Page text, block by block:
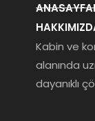
ANASAYFA
Kabin ve
alanında
dayanıklı